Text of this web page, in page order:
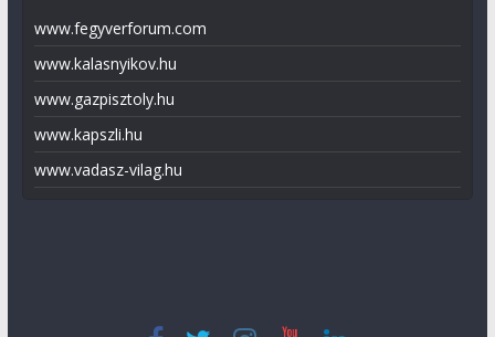
www.fegyverforum.com
www.kalasnyikov.hu
www.gazpisztoly.hu
www.kapszli.hu
www.vadasz-vilag.hu